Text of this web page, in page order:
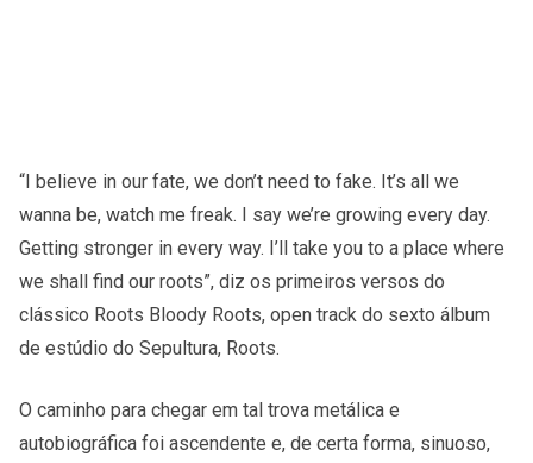
“I believe in our fate, we don’t need to fake. It’s all we
wanna be, watch me freak. I say we’re growing every day.
Getting stronger in every way. I’ll take you to a place where
we shall find our roots”, diz os primeiros versos do
clássico Roots Bloody Roots, open track do sexto álbum
de estúdio do Sepultura, Roots.
O caminho para chegar em tal trova metálica e
autobiográfica foi ascendente e, de certa forma, sinuoso,